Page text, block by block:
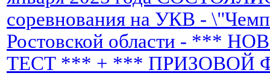
соревнования на УКВ -
Ростовской области - ***
ТЕСТ *** + *** ПРИЗОВОЙ